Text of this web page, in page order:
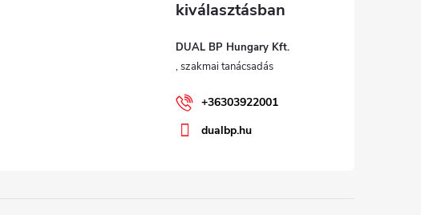
DUAL BP Hungary Kft.
+36303922001
dualbp.hu